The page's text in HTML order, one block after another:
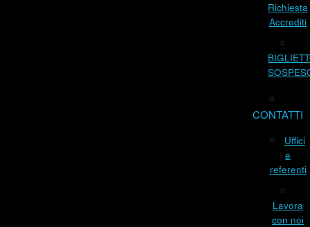
Richiesta
Accrediti
CONTATTI
Uffici
e
referenti
Lavora
con noi